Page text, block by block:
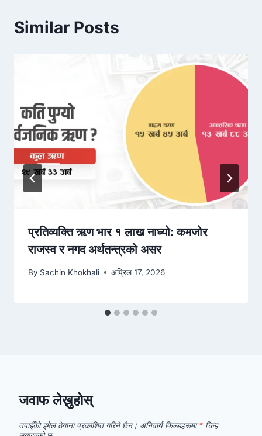
Similar Posts
प्रतिव्यक्ति ऋण भार १ लाख नाघ्यो: कमजोर
राजस्व र नगद अर्थतन्त्रको असर
By Sachin Khokhali अप्रिल 17, 2026
जवाफ लेख्नुहोस्
तपाईँको इमेल ठेगाना प्रकाशित गरिने छैन। अनिवार्य फिल्डहरूमा* चिन्ह